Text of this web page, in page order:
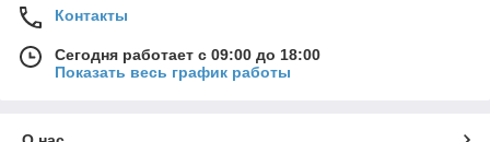
Контакты
Сегодня работает с 09:00 до 18:00
Показать весь график работы